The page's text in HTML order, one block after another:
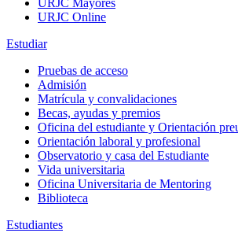
URJC Mayores
URJC Online
Estudiar
Pruebas de acceso
Admisión
Matrícula y convalidaciones
Becas, ayudas y premios
Oficina del estudiante y Orientación
Orientación laboral y profesional
Observatorio y casa del Estudiante
Vida universitaria
Oficina Universitaria de Mentoring
Biblioteca
Estudiantes